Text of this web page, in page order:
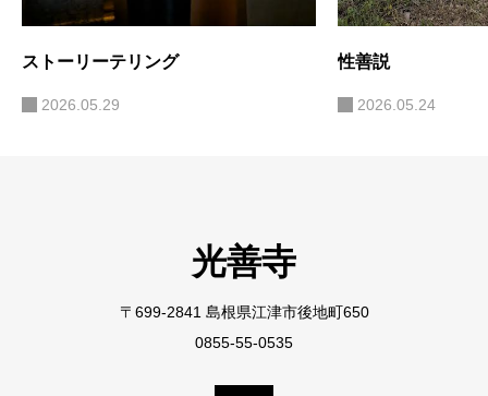
ストーリーテリング
2026.05.29
性善説
2026.05.24
光善寺
〒699-2841 島根県江津市後地町650
0855-55-0535